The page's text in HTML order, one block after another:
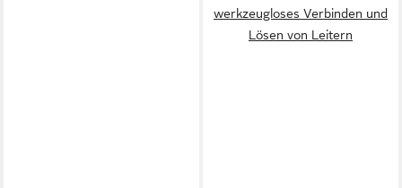
werkzeugloses Verbinden und
Lösen von Leitern